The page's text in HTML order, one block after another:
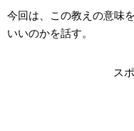
今回は、この教えの意味
いいのかを話す。
ス